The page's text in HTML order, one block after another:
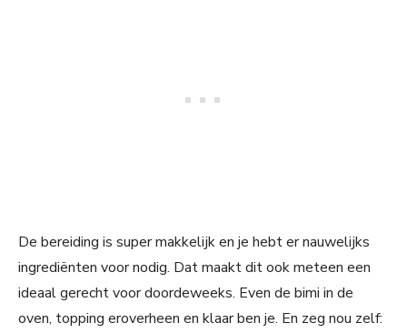
De bereiding is super makkelijk en je hebt er nauwelijks
ingrediënten voor nodig. Dat maakt dit ook meteen een
ideaal gerecht voor doordeweeks. Even de bimi in de
oven, topping eroverheen en klaar ben je. En zeg nou zelf: